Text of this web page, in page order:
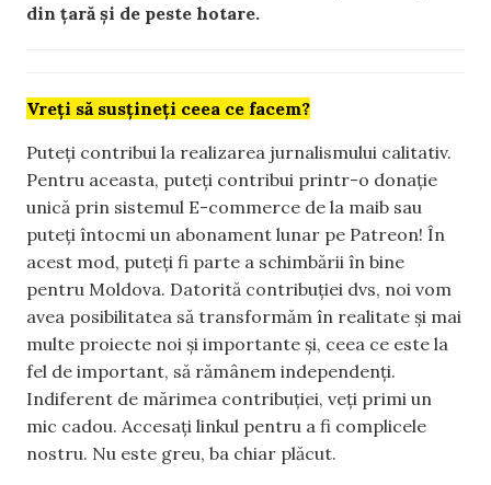
din țară și de peste hotare.
Vreți să susțineți ceea ce facem?
Puteți contribui la realizarea jurnalismului calitativ.
Pentru aceasta, puteți contribui printr-o donație
unică prin sistemul E-commerce de la maib sau
puteți întocmi un abonament lunar pe Patreon! În
acest mod, puteți fi parte a schimbării în bine
pentru Moldova. Datorită contribuției dvs, noi vom
avea posibilitatea să transformăm în realitate și mai
multe proiecte noi și importante și, ceea ce este la
fel de important, să rămânem independenți.
Indiferent de mărimea contribuției, veți primi un
mic cadou. Accesați linkul pentru a fi complicele
nostru. Nu este greu, ba chiar plăcut.